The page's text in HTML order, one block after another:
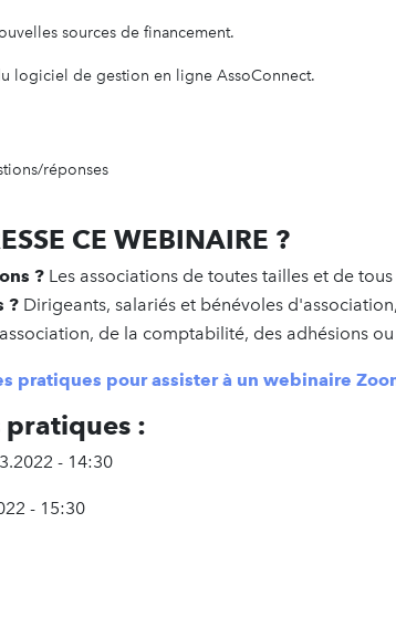
sources de financement.
logiciel de gestion en ligne AssoConnect.
réponses
CE WEBINAIRE ?
? Les associations de toutes tailles et de tous
? Dirigeants, salariés et bénévoles
de la comptabilité, des adhésions
pratiques pour assister à un webinaire
:
- 14:30
- 15:30